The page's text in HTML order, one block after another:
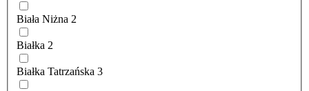
Biała Niżna 2
Białka 2
Białka Tatrzańska 3